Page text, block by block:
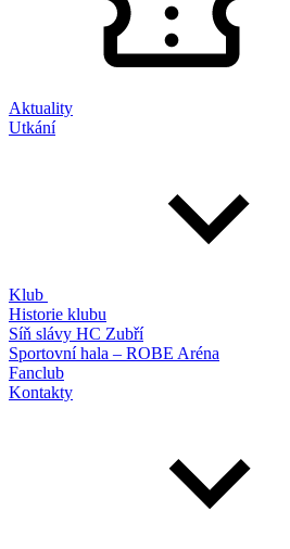
Aktuality
Utkání
Klub
Historie klubu
Síň slávy HC Zubří
Sportovní hala – ROBE Aréna
Fanclub
Kontakty